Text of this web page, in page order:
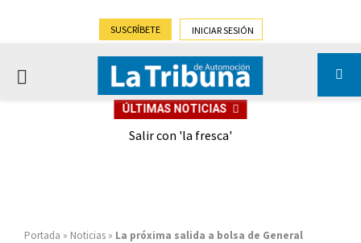
SUSCRÍBETE INICIAR SESIÓN
PRIMARY
ÚLTIMAS NOTICIAS
Salir con 'la fresca'
Portada » Noticias » La próxima salida a bolsa de General